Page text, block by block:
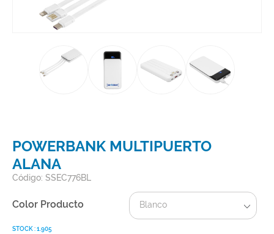
POWERBANK MULTIPUERTO
ALANA
Código: SSEC776BL
Color Producto Blanco
STOCK : 1.905